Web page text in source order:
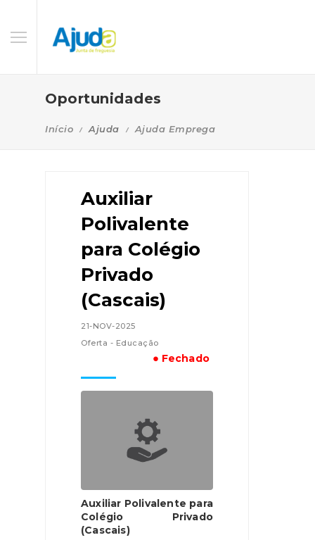
Oportunidades
Início Ajuda Ajuda Emprega
Auxiliar
Polivalente
para Colégio
Privado
(Cascais)
21-NOV-2025
Oferta - Educação
● Fechado
Auxiliar Polivalente para
Colégio Privado
(Cascais)